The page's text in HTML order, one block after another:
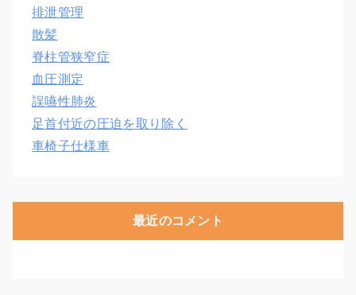
排泄管理
散髪
脊柱管狭窄症
血圧測定
誤嚥性肺炎
足首付近の圧迫を取り除く
車椅子仕様車
最近のコメント